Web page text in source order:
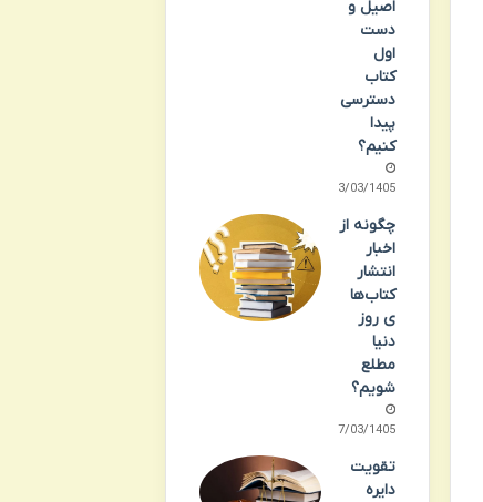
اصیل و
دست
اول
کتاب
دسترسی
پیدا
کنیم؟
13/03/1405
چگونه از
اخبار
انتشار
کتاب‌ها
ی روز
دنیا
مطلع
شویم؟
07/03/1405
تقویت
دایره